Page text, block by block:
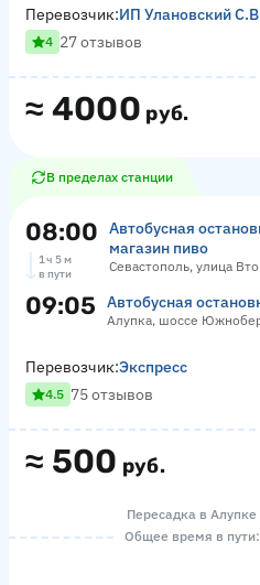
≈ 4000 руб.
Перевозчик:ИП Улановский
4 27 отзывов
В пределах станции
08:00
Автобусная
магазин пиво
Севастополь, улица
1 ч 5 м
в пути
09:05 Автобусная
Алупка, шоссе
≈ 500 руб.
Перевозчик:Экспресс
4.5 75 отзывов
Пересадка в Алупке
Общее время в пути: